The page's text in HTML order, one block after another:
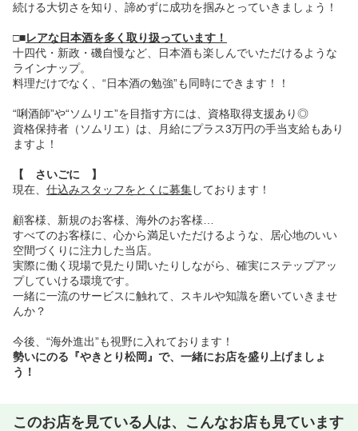
続ける大切さを知り、諦めずに成功を掴みとっていきましょう！
□■レアな日本酒を多く取り扱っています！
十四代・新政・磯自慢など、日本酒も楽しんでいただけるような
ラインナップ。
料理だけでなく、“日本酒の勉強”も同時にできます！！
“唎酒師”や“ソムリエ”を目指す方には、資格取得支援あり◎
資格保持者（ソムリエ）は、月給にプラス3万円の手当支給もあり
ますよ！
【 さいごに 】
現在、 仕込みスタッフをとくに募集しております！
顧客様、新規のお客様、海外のお客様…
すべてのお客様に、心から満足いただけるような、居⼼地のいい
空間づくりに注力した当店。
実際に働く現場で見たり聞いたりしながら、確実にステップアッ
プしていける環境です。
一緒に⼀流のサービスに触れて、スキルや知識を磨いていきませ
んか？
今後、“海外進出”も視野に入れております！
勢いにのる『やきとり松岡』で、一緒にお店を盛り上げましょ
う！
このお店を見ている人は、こんなお店も見ています